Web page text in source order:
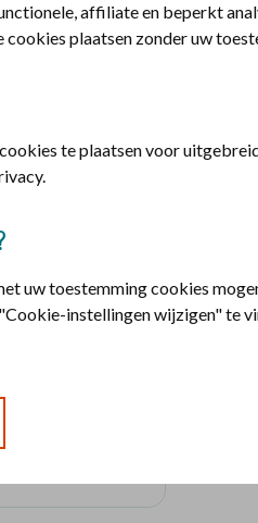
worden kunt omarmen. En
zoals het levenseinde.
van 2040
voor het
praten
Terwijl we ouder
omdat het
affiliate en beperkt
cookies plaatsen zonder uw
te plaatsen voor
uw toestemming cookies
instellingen wijzigen" te